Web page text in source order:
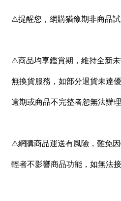
⚠提醒您，網購猶豫期非商品
⚠商品均享鑑賞期，維持全新
無換貨服務，如部分退貨未達
逾期或商品不完整者恕無法辦
⚠網購商品運送有風險，難免
輕者不影響商品功能，如無法